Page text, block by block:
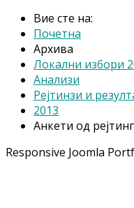
Вие сте на:
Почетна
Архива
Локални избори
Анализи
Рејтинзи и
2013
Анкети од
Responsive Joomla